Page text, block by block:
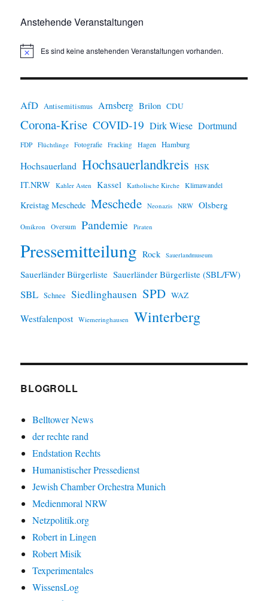
Anstehende Veranstaltungen
H
w
s
Es sind keine anstehenden Veranstaltungen vorhanden.
AfD Antisemitismus Arnsberg Brilon CDU
Corona-Krise COVID-19 Dirk Wiese Dortmund
FDP Flüchtlinge Fotografie Fracking Hagen Hamburg
Hochsauerland Hochsauerlandkreis HSK
IT.NRW Kahler Asten Kassel Katholische Kirche Klimawandel
Kreistag Meschede Meschede Neonazis NRW Olsberg
Omikron Oversum Pandemie Piraten
Pressemitteilung Rock Sauerlandmuseum
Sauerländer Bürgerliste Sauerländer Bürgerliste (SBL/FW)
SBL Schnee Siedlinghausen SPD WAZ
Westfalenpost Wiemeringhausen Winterberg
BLOGROLL
Belltower News
der rechte rand
Endstation Rechts
Humanistischer Pressedienst
Jewish Chamber Orchestra Munich
Medienmoral NRW
Netzpolitik.org
Robert in Lingen
Robert Misik
Texperimentales
WissensLog